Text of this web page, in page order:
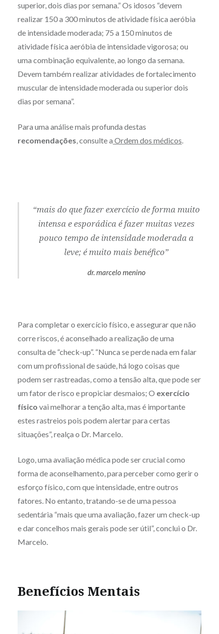
superior, dois dias por semana.” Os idosos “devem
realizar 150 a 300 minutos de atividade física aeróbia
de intensidade moderada; 75 a 150 minutos de
atividade física aeróbia de intensidade vigorosa; ou
uma combinação equivalente, ao longo da semana.
Devem também realizar atividades de fortalecimento
muscular de intensidade moderada ou superior dois
dias por semana”.
Para uma análise mais profunda destas
recomendações, consulte a Ordem dos médicos.
“mais do que fazer exercício de forma muito
intensa e esporádica é fazer muitas vezes
pouco tempo de intensidade moderada a
leve; é muito mais benéfico”
dr. marcelo menino
Para completar o exercício físico, e assegurar que não
corre riscos, é aconselhado a realização de uma
consulta de “check-up”. “Nunca se perde nada em falar
com um profissional de saúde, há logo coisas que
podem ser rastreadas, como a tensão alta, que pode ser
um fator de risco e propiciar desmaios; O exercício
físico vai melhorar a tenção alta, mas é importante
estes rastreios pois podem alertar para certas
situações”, realça o Dr. Marcelo.
Logo, uma avaliação médica pode ser crucial como
forma de aconselhamento, para perceber como gerir o
esforço físico, com que intensidade, entre outros
fatores. No entanto, tratando-se de uma pessoa
sedentária “mais que uma avaliação, fazer um check-up
e dar concelhos mais gerais pode ser útil”, conclui o Dr.
Marcelo.
Benefícios Mentais